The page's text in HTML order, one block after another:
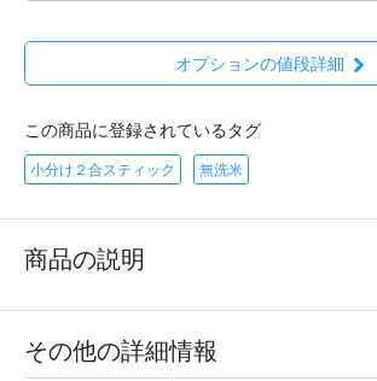
オプションの値段詳細
この商品に登録されているタグ
小分け２合スティック 無洗米
商品の説明
その他の詳細情報